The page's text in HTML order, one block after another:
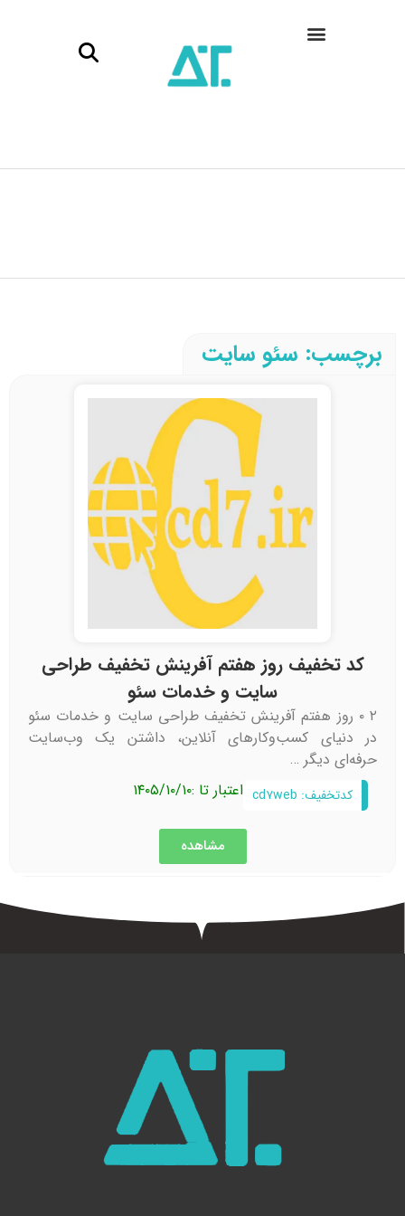
برچسب: سئو سایت
کد تخفیف روز هفتم آفرینش تخفیف طراحی
سایت و خدمات سئو
۲ ۰ روز هفتم آفرینش تخفیف طراحی سایت و خدمات سئو
در دنیای کسب‌وکارهای آنلاین، داشتن یک وب‌سایت
حرفه‌ای دیگر …
کدتخفیف: cd۷web اعتبار تا :۱۴۰۵/۱۰/۱۰
مشاهده